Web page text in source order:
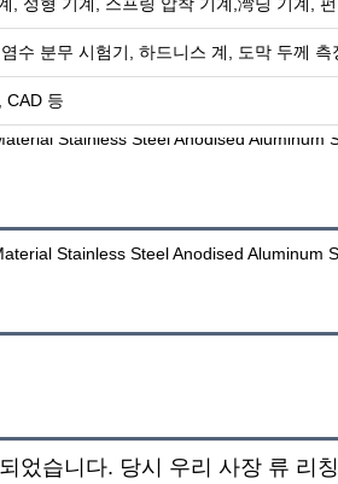
수 분무 시험기, 하드니스 계, 도막 두께 측
CAD 등
었습니다. 당시 우리 사장 류 리